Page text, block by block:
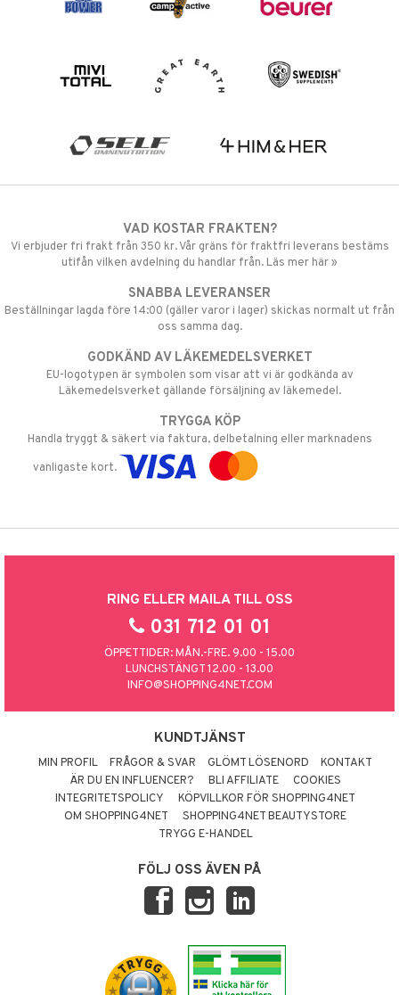
VAD KOSTAR FRAKTEN?
Vi erbjuder fri frakt från 350 kr. Vår gräns för fraktfri leverans bestäms
utifån vilken avdelning du handlar från. Läs mer här »
SNABBA LEVERANSER
Beställningar lagda före 14:00 (gäller varor i lager) skickas normalt ut från
oss samma dag.
GODKÄND AV LÄKEMEDELSVERKET
EU-logotypen är symbolen som visar att vi är godkända av
Läkemedelsverket gällande försäljning av läkemedel.
TRYGGA KÖP
Handla tryggt & säkert via faktura, delbetalning eller marknadens
vanligaste kort.
RING ELLER MAILA TILL OSS
031 712 01 01
ÖPPETTIDER: MÅN.-FRE. 9.00 - 15.00
LUNCHSTÄNGT 12.00 - 13.00
INFO@SHOPPING4NET.COM
KUNDTJÄNST
MIN PROFIL FRÅGOR & SVAR GLÖMT LÖSENORD
KONTAKT
ÄR DU EN INFLUENCER?
BLI AFFILIATE
COOKIES
INTEGRITETSPOLICY
KÖPVILLKOR FÖR SHOPPING4NET
OM SHOPPING4NET
SHOPPING4NET BEAUTYSTORE
TRYGG E-HANDEL
FÖLJ OSS ÄVEN PÅ